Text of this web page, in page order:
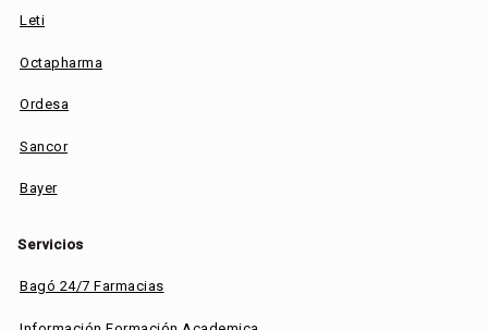
Leti
Octapharma
Ordesa
Sancor
Bayer
Servicios
Bagó 24/7 Farmacias